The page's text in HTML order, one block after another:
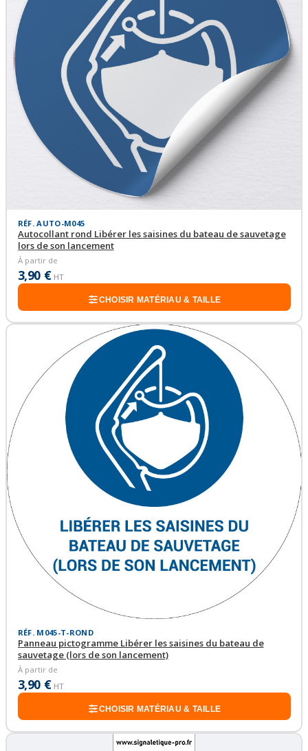
RÉF. AUTO-M045
Autocollant rond Libérer les saisines du bateau de sauvetage
lors de son lancement
À partir de
3,90 € HT
CHOISIR MATÉRIAU & TAILLE
RÉF. M045-T-ROND
Panneau pictogramme Libérer les saisines du bateau de
sauvetage (lors de son lancement)
À partir de
3,90 € HT
CHOISIR MATÉRIAU & TAILLE